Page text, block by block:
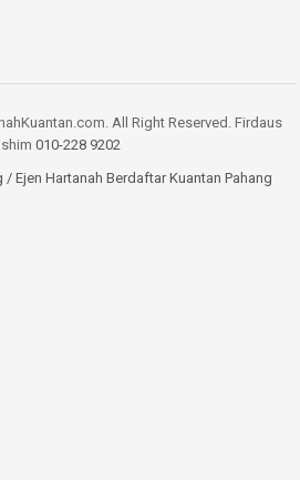
All Right Reserved. Firdaus
010-228 9202
/ Ejen Hartanah Berdaftar Kuantan Pahang